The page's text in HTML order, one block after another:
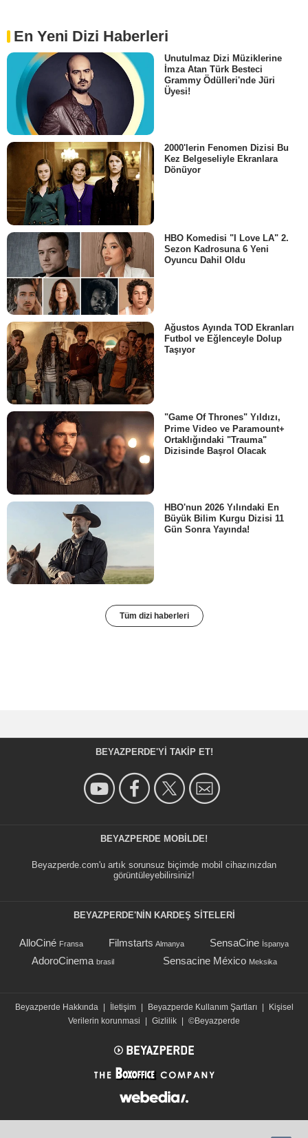
En Yeni Dizi Haberleri
Unutulmaz Dizi Müziklerine
İmza Atan Türk Besteci
Grammy Ödülleri'nde Jüri
Üyesi!
2000'lerin Fenomen Dizisi Bu
Kez Belgeseliyle Ekranlara
Dönüyor
HBO Komedisi "I Love LA" 2.
Sezon Kadrosuna 6 Yeni
Oyuncu Dahil Oldu
Ağustos Ayında TOD Ekranları
Futbol ve Eğlenceyle Dolup
Taşıyor
"Game Of Thrones" Yıldızı,
Prime Video ve Paramount+
Ortaklığındaki "Trauma"
Dizisinde Başrol Olacak
HBO'nun 2026 Yılındaki En
Büyük Bilim Kurgu Dizisi 11
Gün Sonra Yayında!
Tüm dizi haberleri
BEYAZPERDE'YI TAKIP ET!
BEYAZPERDE MOBILDE!
Beyazperde.com'u artık sorunsuz biçimde mobil cihazınızdan
görüntüleyebilirsiniz!
BEYAZPERDE'NIN KARDEŞ SİTELERİ
AlloCiné Fransa Filmstarts Almanya SensaCine İspanya
AdoroCinema brasil Sensacine México Meksika
Beyazperde Hakkında İletişim Beyazperde Kullanım Şartları
Kişisel
Verilerin korunmasi
Gizlilik ©Beyazperde